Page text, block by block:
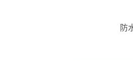
防